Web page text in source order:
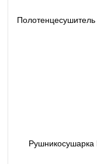
Рушникосушарка